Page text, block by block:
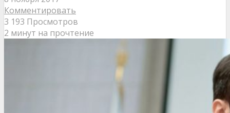
Комментировать
3 193 Просмотров
2 минут на прочтение